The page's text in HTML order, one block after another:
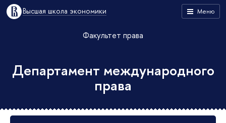
Меню
Высшая школа экономики
Факультет права
Департамент международного
права